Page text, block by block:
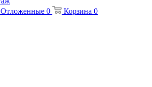
Отложенные 0 Корзина 0